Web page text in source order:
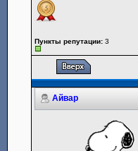
Пункты репутации: 3
Айвар